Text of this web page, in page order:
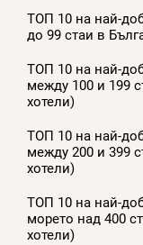
ТОП 10 на най-
до 99 стаи в
ТОП 10 на най-
между 100 и 199
хотели)
ТОП 10 на най-
между 200 и 399
хотели)
ТОП 10 на най-
морето над 400
хотели)